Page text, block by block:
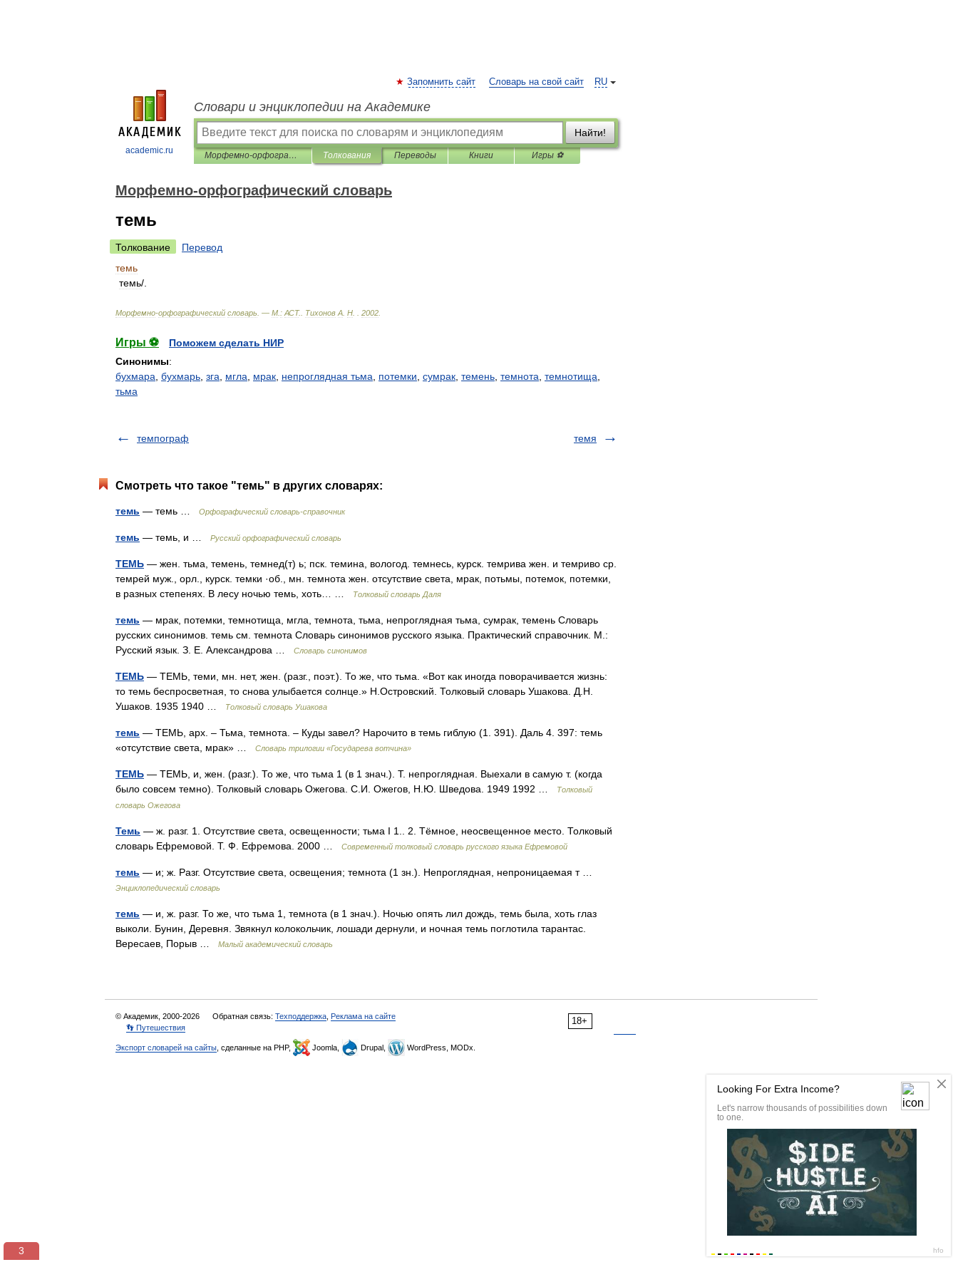
academic.ru
RU
Запомнить сайт Словарь на свой сайт
Словари и энциклопедии на Академике
Найти!
Морфемно-орфографический словарь Толкования Переводы Книги Игры ⚽
Морфемно-орфографический словарь
темь
Толкование
Перевод
темь
темь/.
Морфемно-орфографический словарь . — М : АСТ. Тихонов А Н 2002
Игры ⚽
Поможем сделать НИР
Синонимы:
бухмара бухмарь зга мгла мрак непроглядная тьма потемки сумрак темень темнота темнотища
тьма
темпограф темя
Смотреть что такое "темь" в других словарях:
темь — темь … Орфографический словарь-справочник
темь — темь, и … Русский орфографический словарь
ТЕМЬ — жен. тьма, темень, темнед(т) ь; пск. темина, вологод. темнесь, курск. темрива жен. и темриво ср.
темрей муж., орл., курск. темки ·об., мн. темнота жен. отсутствие света, мрак, потьмы, потемок, потемки,
в разных степенях. В лесу ночью темь, хоть… …
Толковый словарь Даля
темь — мрак, потемки, темнотища, мгла, темнота, тьма, непроглядная тьма, сумрак, темень Словарь
русских синонимов. темь см. темнота Словарь синонимов русского языка. Практический справочник. М.:
Русский язык. З. Е. Александрова …
Словарь синонимов
ТЕМЬ — ТЕМЬ, теми, мн. нет, жен. (разг., поэт.). То же, что тьма. «Вот как иногда поворачивается жизнь:
то темь беспросветная, то снова улыбается солнце.» Н.Островский. Толковый словарь Ушакова. Д.Н.
Ушаков. 1935 1940 …
Толковый словарь Ушакова
темь — ТЕМЬ, арх. – Тьма, темнота. – Куды завел? Нарочито в темь гиблую (1. 391). Даль 4. 397: темь
«отсутствие света, мрак» …
Словарь трилогии «Государева вотчина»
ТЕМЬ — ТЕМЬ, и, жен. (разг.). То же, что тьма 1 (в 1 знач.). Т. непроглядная. Выехали в самую т. (когда
было совсем темно). Толковый словарь Ожегова. С.И. Ожегов, Н.Ю. Шведова. 1949 1992 …
Толковый
словарь Ожегова
Темь — ж. разг. 1. Отсутствие света, освещенности; тьма I 1.. 2. Тёмное, неосвещенное место. Толковый
словарь Ефремовой. Т. Ф. Ефремова. 2000 …
Современный толковый словарь русского языка Ефремовой
темь — и; ж. Разг. Отсутствие света, освещения; темнота (1 зн.). Непроглядная, непроницаемая т …
Энциклопедический словарь
темь — и, ж. разг. То же, что тьма 1, темнота (в 1 знач.). Ночью опять лил дождь, темь была, хоть глаз
выколи. Бунин, Деревня. Звякнул колокольчик, лошади дернули, и ночная темь поглотила тарантас.
Вересаев, Порыв …
Малый академический словарь
18+
© Академик, 2000-2026 Обратная связь: Техподдержка Реклама на сайте
👣 Путешествия
Экспорт словарей на сайты , сделанные на PHP, Joomla, Drupal, WordPress, MODx.
3